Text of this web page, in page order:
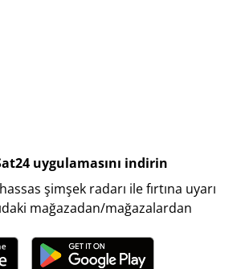
uygulamasını indirin
şimşek radarı ile fırtına uyarı
mağazadan/mağazalardan